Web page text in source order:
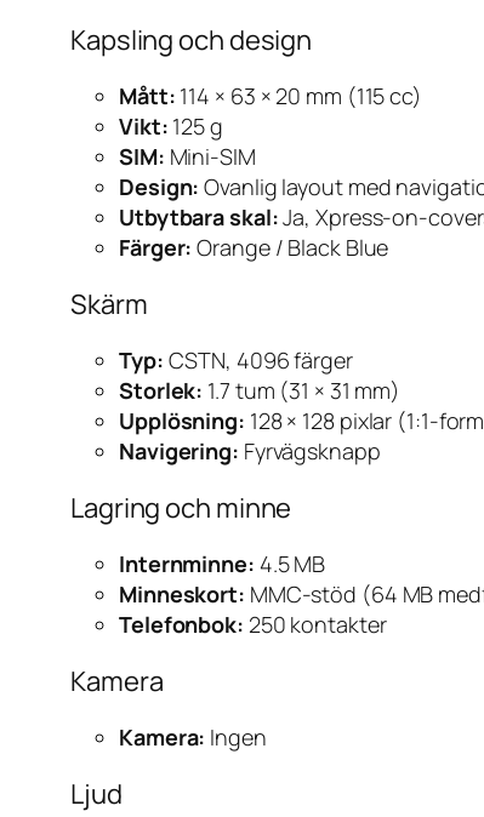
Kapsling och design
Mått: 114 × 63 × 20 mm (115 cc)
Vikt: 125 g
SIM: Mini-SIM
Design: Ovanlig layout med
Utbytbara skal:Ja, Xpress-on-
Färger: Orange / Black Blue
Skärm
Typ: CSTN, 4096 färger
Storlek: 1.7 tum (31 × 31 mm)
Upplösning: 128 × 128 pixlar (1:1-
Navigering: Fyrvägsknapp
Lagring och minne
Internminne: 4.5 MB
Minneskort: MMC-stöd (64 MB
Telefonbok: 250 kontakter
Kamera
Kamera: Ingen
Ljud